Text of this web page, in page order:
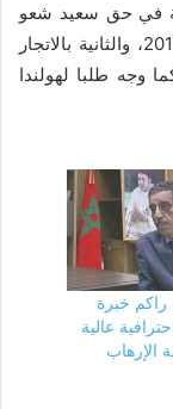
في حق سعيد شعو
الأولى بتهمة تكوين عصابة إجرامية منذ سنة 2010، والثانية بالاتجار
الدولي للمخدرات منذ سنة 2015، كما وجه طلبا لهولندا
راكم خبرة
عالية
الإرهاب